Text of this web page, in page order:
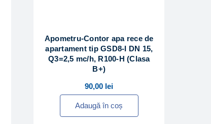
Apometru-Contor apa rece de
apartament tip GSD8-I DN 15,
Q3=2,5 mc/h, R100-H (Clasa
B+)
90,00 lei
Adaugă în coș